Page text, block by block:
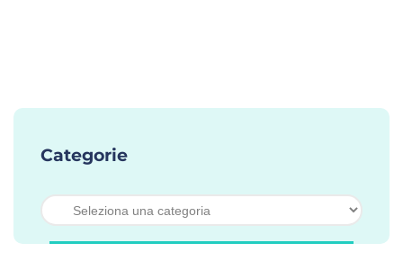
Categorie